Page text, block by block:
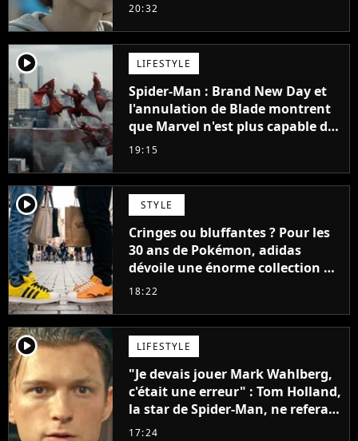
20:32
player2 LIFESTYLE
Spider-Man : Brand New Day et
l'annulation de Blade montrent
que Marvel n'est plus capable de
faire quoi que ce soit de simple
19:15
player2 STYLE
Cringes ou bluffantes ? Pour les
30 ans de Pokémon, adidas
dévoile une énorme collection de
sneakers et je ne sais pas quoi en
18:22
player2 LIFESTYLE
"Je devais jouer Mark Wahlberg,
c'était une erreur" : Tom Holland,
la star de Spider-Man, ne referait
pas ce blockbuster
17:24